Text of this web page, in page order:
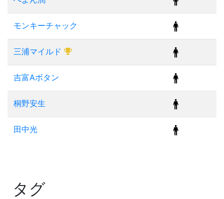
モンキーチャック
三浦マイルド
吉富Aボタン
桐野安生
田中光
タグ